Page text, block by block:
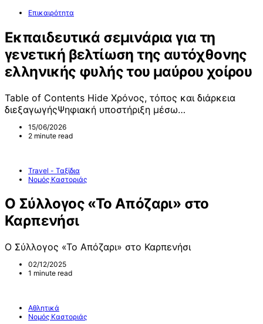
Επικαιρότητα
Εκπαιδευτικά σεμινάρια για τη
γενετική βελτίωση της αυτόχθονης
ελληνικής φυλής του μαύρου χοίρου
Table of Contents Hide Χρόνος, τόπος και διάρκεια
διεξαγωγήςΨηφιακή υποστήριξη μέσω…
15/06/2026
2 minute read
Travel - Ταξίδια
Νομός Καστοριάς
Ο Σύλλογος «Το Απόζαρι» στο
Καρπενήσι
Ο Σύλλογος «Το Απόζαρι» στο Καρπενήσι
02/12/2025
1 minute read
Αθλητικά
Νομός Καστοριάς